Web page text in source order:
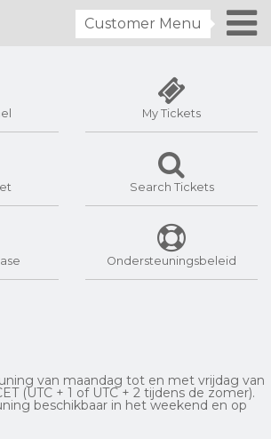
Customer Menu
My Tickets
Search Tickets
Ondersteuningsbeleid
van maandag tot en met vrijdag van
(UTC + 1 of UTC + 2 tijdens de zomer).
beschikbaar in het weekend en op